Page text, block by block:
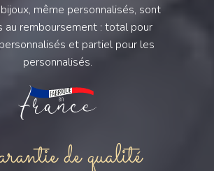
même personnalisés, sont
au remboursement : total pour
et partiel pour les
personnalisés.
de qualité